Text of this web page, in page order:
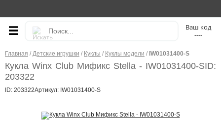
----
Главная / Детские игрушки / Куклы / Куклы модели / IW01031400-S
Кукла Winx Club Мификс Stella - IW01031400-SID:
203322
ID: 203322Артикул: IW01031400-S